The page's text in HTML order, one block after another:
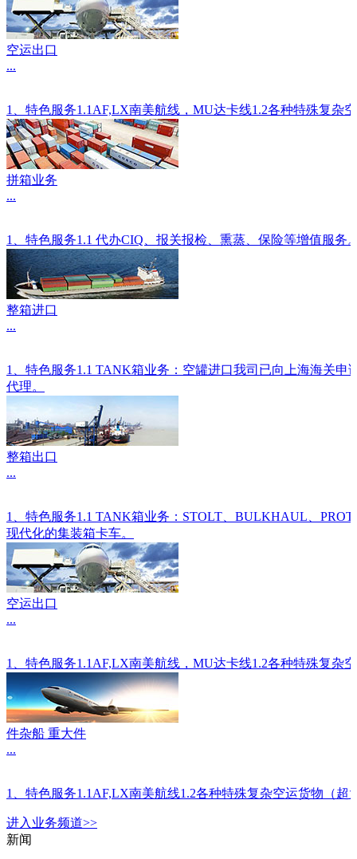
空运出口
...
1、特色服务1.1AF,LX南美航线，MU达卡线1.2各种特殊复杂
拼箱业务
...
1、特色服务1.1 代办CIQ、报关报检、熏蒸、保险等增值服
整箱进口
...
1、特色服务1.1 TANK箱业务：空罐进口我司已向上海海关
代理。
整箱出口
...
1、特色服务1.1 TANK箱业务：STOLT、BULKHAUL、
现代化的集装箱卡车。
空运出口
...
1、特色服务1.1AF,LX南美航线，MU达卡线1.2各种特殊复杂
件杂船 重大件
...
1、特色服务1.1AF,LX南美航线1.2各种特殊复杂空运货物（
进入 业务频道>>
新闻